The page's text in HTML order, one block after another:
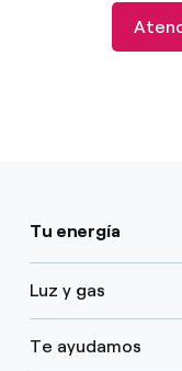
Tu energía
Luz y gas
Te ayudamos